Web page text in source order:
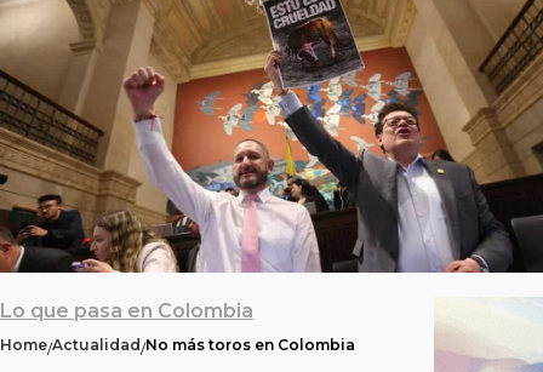
Lo que pasa en Colombia
Home/Actualidad/No más toros en Colombia